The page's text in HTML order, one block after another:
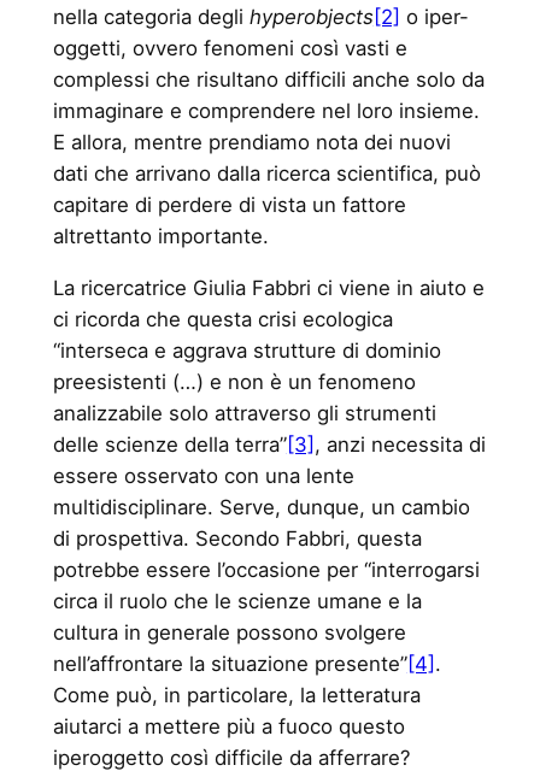
nella categoria degli hyperobjects [2] o iper-
oggetti, ovvero fenomeni così vasti e
complessi che risultano difficili anche solo da
immaginare e comprendere nel loro insieme.
E allora, mentre prendiamo nota dei nuovi
dati che arrivano dalla ricerca scientifica, può
capitare di perdere di vista un fattore
altrettanto importante.
La ricercatrice Giulia Fabbri ci viene in aiuto e
ci ricorda che questa crisi ecologica
“interseca e aggrava strutture di dominio
preesistenti (…) e non è un fenomeno
analizzabile solo attraverso gli strumenti
delle scienze della terra”[3], anzi necessita di
essere osservato con una lente
multidisciplinare. Serve, dunque, un cambio
di prospettiva. Secondo Fabbri, questa
potrebbe essere l’occasione per “interrogarsi
circa il ruolo che le scienze umane e la
cultura in generale possono svolgere
nell’affrontare la situazione presente”[4].
Come può, in particolare, la letteratura
aiutarci a mettere più a fuoco questo
iperoggetto così difficile da afferrare?